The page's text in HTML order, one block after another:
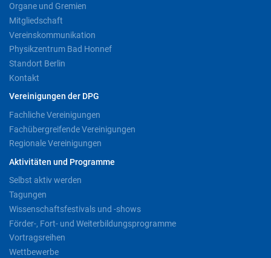
Organe und Gremien
Mitgliedschaft
Vereinskommunikation
Physikzentrum Bad Honnef
Standort Berlin
Kontakt
Vereinigungen der DPG
Fachliche Vereinigungen
Fachübergreifende Vereinigungen
Regionale Vereinigungen
Aktivitäten und Programme
Selbst aktiv werden
Tagungen
Wissenschaftsfestivals und -shows
Förder-, Fort- und Weiterbildungsprogramme
Vortragsreihen
Wettbewerbe